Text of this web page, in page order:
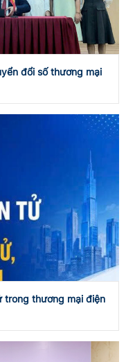
đổi số thương mại
trong thương mại điện